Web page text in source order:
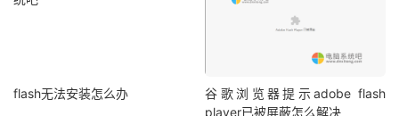
flash无法安装怎么办
谷歌浏览器提示adobe flash
player已被屏蔽怎么解决